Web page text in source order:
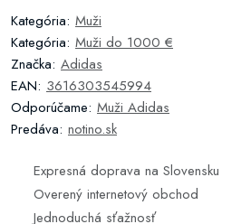
Kategória: Muži
Kategória: Muži do 1000 €
Značka: Adidas
EAN: 3616303545994
Odporúčame: Muži Adidas
Predáva: notino.sk
Expresná doprava na Slovensku
Overený internetový obchod
Jednoduchá sťažnosť